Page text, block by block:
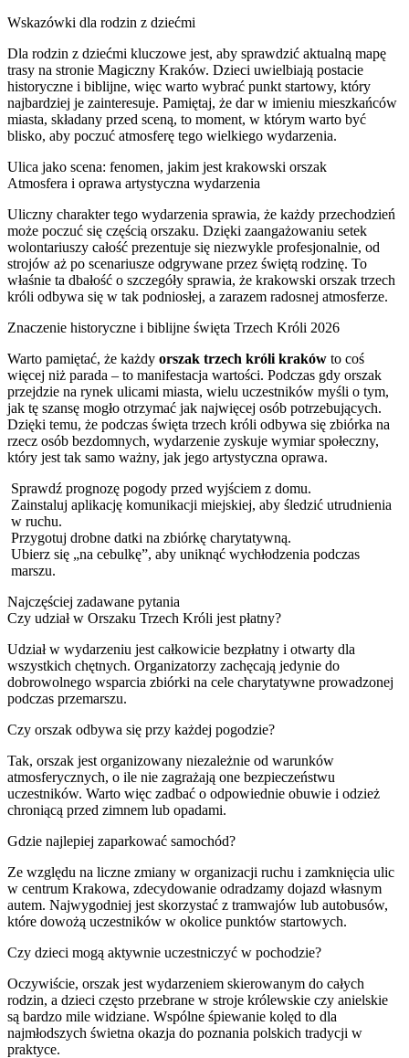
Wskazówki dla rodzin z dziećmi
Dla rodzin z dziećmi kluczowe jest, aby sprawdzić aktualną mapę
trasy na stronie Magiczny Kraków. Dzieci uwielbiają postacie
historyczne i biblijne, więc warto wybrać punkt startowy, który
najbardziej je zainteresuje. Pamiętaj, że dar w imieniu mieszkańców
miasta, składany przed sceną, to moment, w którym warto być
blisko, aby poczuć atmosferę tego wielkiego wydarzenia.
Ulica jako scena: fenomen, jakim jest krakowski orszak
Atmosfera i oprawa artystyczna wydarzenia
Uliczny charakter tego wydarzenia sprawia, że każdy przechodzień
może poczuć się częścią orszaku. Dzięki zaangażowaniu setek
wolontariuszy całość prezentuje się niezwykle profesjonalnie, od
strojów aż po scenariusze odgrywane przez świętą rodzinę. To
właśnie ta dbałość o szczegóły sprawia, że krakowski orszak trzech
króli odbywa się w tak podniosłej, a zarazem radosnej atmosferze.
Znaczenie historyczne i biblijne święta Trzech Króli 2026
Warto pamiętać, że każdy orszak trzech króli kraków to coś
więcej niż parada – to manifestacja wartości. Podczas gdy orszak
przejdzie na rynek ulicami miasta, wielu uczestników myśli o tym,
jak tę szansę mogło otrzymać jak najwięcej osób potrzebujących.
Dzięki temu, że podczas święta trzech króli odbywa się zbiórka na
rzecz osób bezdomnych, wydarzenie zyskuje wymiar społeczny,
który jest tak samo ważny, jak jego artystyczna oprawa.
Sprawdź prognozę pogody przed wyjściem z domu.
Zainstaluj aplikację komunikacji miejskiej, aby śledzić utrudnienia
w ruchu.
Przygotuj drobne datki na zbiórkę charytatywną.
Ubierz się „na cebulkę”, aby uniknąć wychłodzenia podczas
marszu.
Najczęściej zadawane pytania
Czy udział w Orszaku Trzech Króli jest płatny?
Udział w wydarzeniu jest całkowicie bezpłatny i otwarty dla
wszystkich chętnych. Organizatorzy zachęcają jedynie do
dobrowolnego wsparcia zbiórki na cele charytatywne prowadzonej
podczas przemarszu.
Czy orszak odbywa się przy każdej pogodzie?
Tak, orszak jest organizowany niezależnie od warunków
atmosferycznych, o ile nie zagrażają one bezpieczeństwu
uczestników. Warto więc zadbać o odpowiednie obuwie i odzież
chroniącą przed zimnem lub opadami.
Gdzie najlepiej zaparkować samochód?
Ze względu na liczne zmiany w organizacji ruchu i zamknięcia ulic
w centrum Krakowa, zdecydowanie odradzamy dojazd własnym
autem. Najwygodniej jest skorzystać z tramwajów lub autobusów,
które dowożą uczestników w okolice punktów startowych.
Czy dzieci mogą aktywnie uczestniczyć w pochodzie?
Oczywiście, orszak jest wydarzeniem skierowanym do całych
rodzin, a dzieci często przebrane w stroje królewskie czy anielskie
są bardzo mile widziane. Wspólne śpiewanie kolęd to dla
najmłodszych świetna okazja do poznania polskich tradycji w
praktyce.